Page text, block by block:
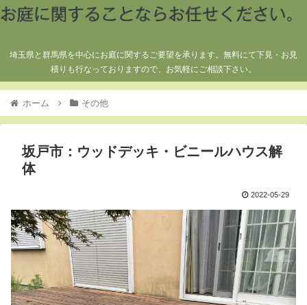
埼玉県と群馬県を中心にお庭に関するご要望を承ります。無料にて下見・お見
積りも行なっておりますので、お気軽にご相談下さい。
ホーム その他
坂戸市：ウッドデッキ・ビニールハウス解
体
2022-05-29